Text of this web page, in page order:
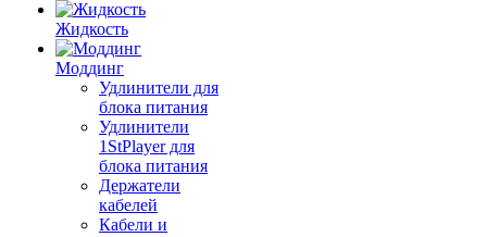
Жидкость
Моддинг
Удлинители для
блока питания
Удлинители
1StPlayer для
блока питания
Держатели
кабелей
Кабели и